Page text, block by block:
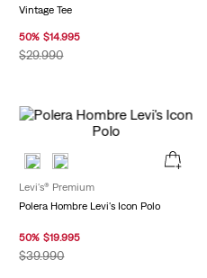
Vintage Tee
50% $14.995
$29.990
Levi's® Premium
Polera Hombre Levi's Icon Polo
50% $19.995
$39.990